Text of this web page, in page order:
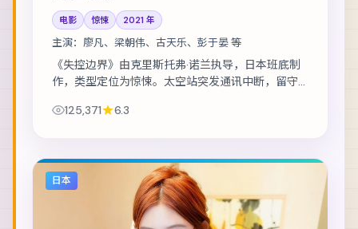
电影 惊悚 2021 年
主演： 廖凡、梁朝伟、古天乐、彭于晏 等
《失控边界》由克里斯托弗·诺兰执导，日本班底制
作，类型定位为惊悚。太空站突发通讯中断，留守
伟、古天乐 等，表演层次丰富。镜头语言克制...
125,371 6.3
日本